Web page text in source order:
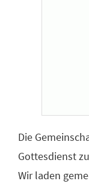
Die
Gottesdienst
Wir laden